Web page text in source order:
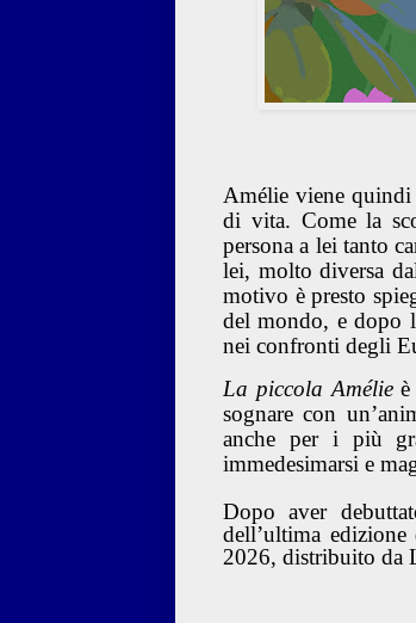
Amélie viene
di vita. Come la
persona a lei tanto
lei, molto diversa
motivo è presto
del mondo, e dopo
nei confronti degli
La piccola Amélieè
sognare con
anche per i più
immedesimarsi e
Dopo aver
dell’ultima
2026, distribuito da